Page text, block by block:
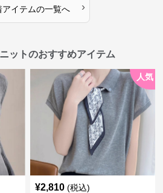
アイテムの一覧へ ›
ットのおすすめアイテム
人気
¥2,810 (税込)